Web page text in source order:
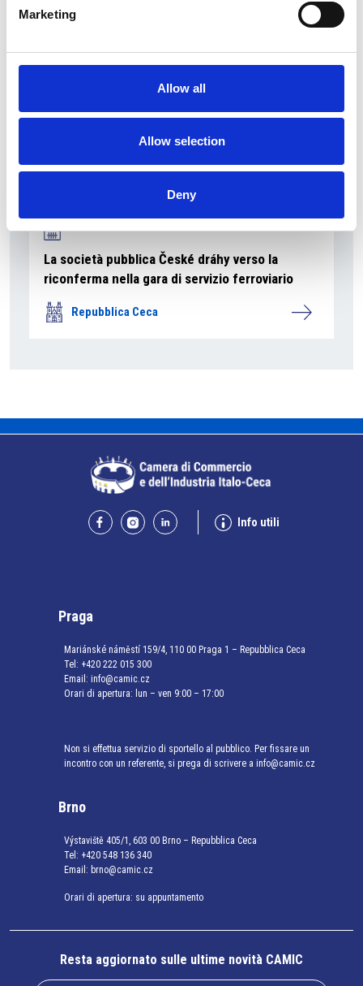
Marketing
Allow all
Allow selection
Deny
Repubblica Ceca
La società pubblica České dráhy verso la
riconferma nella gara di servizio ferroviario
Repubblica Ceca
Info utili
Praga
Mariánské náměstí 159/4, 110 00 Praga 1 – Repubblica Ceca
Tel: +420 222 015 300
Email: info@camic.cz
Orari di apertura: lun – ven 9:00 – 17:00
Non si effettua servizio di sportello al pubblico. Per fissare un
incontro con un referente, si prega di scrivere a info@camic.cz
Brno
Výstaviště 405/1, 603 00 Brno – Repubblica Ceca
Tel: +420 548 136 340
Email: brno@camic.cz
Orari di apertura: su appuntamento
Resta aggiornato sulle ultime novità CAMIC